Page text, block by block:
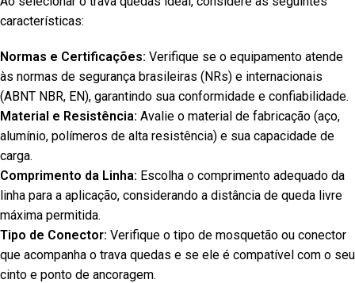
características:
Normas e Certificações: Verifique se o equipamento atende
às normas de segurança brasileiras (NRs) e internacionais
(ABNT NBR, EN), garantindo sua conformidade e confiabilidade.
Material e Resistência: Avalie o material de fabricação (aço,
alumínio, polímeros de alta resistência) e sua capacidade de
carga.
Comprimento da Linha: Escolha o comprimento adequado da
linha para a aplicação, considerando a distância de queda livre
máxima permitida.
Tipo de Conector: Verifique o tipo de mosquetão ou conector
que acompanha o trava quedas e se ele é compatível com o seu
cinto e ponto de ancoragem.